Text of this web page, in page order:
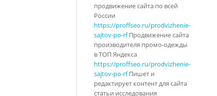
продвижение сайта по всей
России
https://proffseo.ru/prodvizhenie-
sajtov-po-rfПродвижение сайта
производителя промо-одежды
в ТОП Яндекса
https://proffseo.ru/prodvizhenie-
sajtov-po-rfПишет и
редактирует контент для сайта
статьи исследования